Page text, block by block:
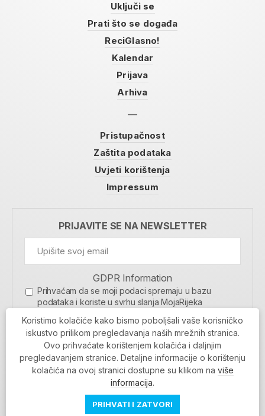
Uključi se
Prati što se događa
ReciGlasno!
Kalendar
Prijava
Arhiva
Pristupačnost
Zaštita podataka
Uvjeti korištenja
Impressum
PRIJAVITE SE NA NEWSLETTER
GDPR Information
Prihvaćam da se moji podaci spremaju u bazu
podataka i koriste u svrhu slanja MojaRijeka
MOJARIJEKA NEWSLETTER
PRIJAVI SE
Povratak na vrh
Koristimo kolačiće kako bismo poboljšali vaše korisničko
iskustvo prilikom pregledavanja naših mrežnih stranica.
Ovo prihvaćate korištenjem kolačića i daljnjim
pregledavanjem stranice. Detaljne informacije o korištenju
kolačića na ovoj stranici dostupne su klikom na više
informacija.
PRIHVATI I ZATVORI